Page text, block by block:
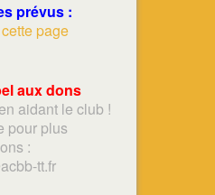
prévus :
cette page
aux dons
aidant le club !
pour plus
:
tt.fr